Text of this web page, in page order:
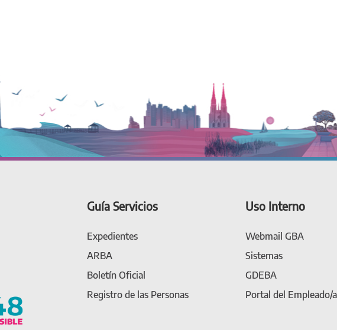
Guía Servicios
Expedientes
ARBA
Boletín Oficial
Registro de las Personas
Uso Interno
Webmail GBA
Sistemas
GDEBA
Portal del Empleado/a